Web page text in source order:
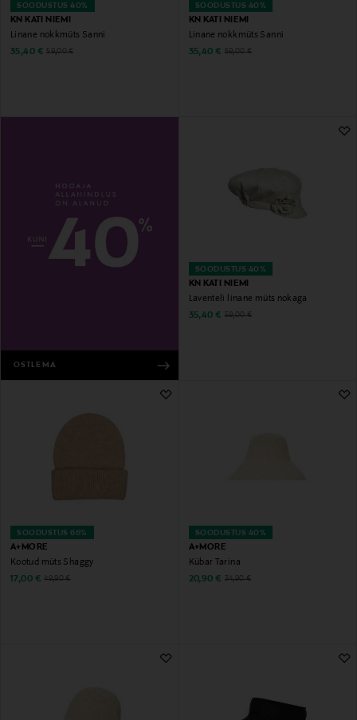
SOODUSTUS 40%
KN KATI NIEMI
Linane nokkmüts Sanni
Discounted Price
35,40 € Original Price
59,00 €
SOODUSTUS 40%
KN KATI NIEMI
Linane nokkmüts Sanni
Discounted Price
35,40 € Original Price
59,00 €
OSTLEMA
SOODUSTUS 40%
KN KATI NIEMI
Laventeli linane müts nokaga
Discounted Price
35,40 € Original Price
59,00 €
SOODUSTUS 66%
A+MORE
Kootud müts Shaggy
Discounted Price
17,00 € Original Price
49,90 €
SOODUSTUS 40%
A+MORE
Kübar Tarina
Discounted Price
20,90 € Original Price
34,90 €